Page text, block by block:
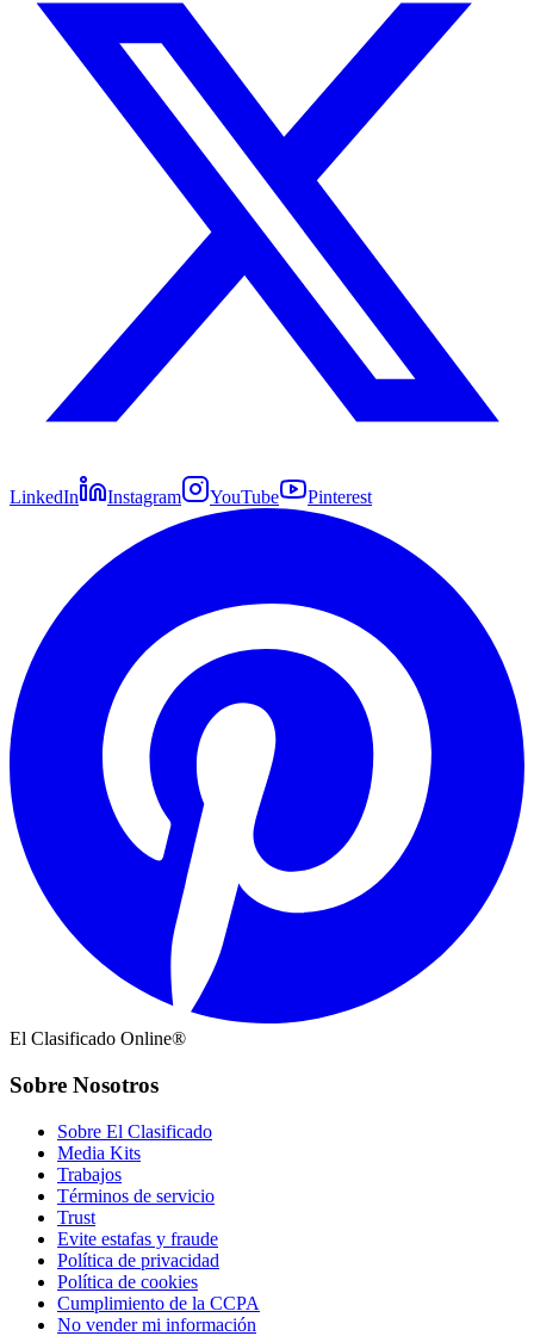
LinkedIn Instagram YouTube Pinterest
El Clasificado Online®
Sobre Nosotros
Sobre El Clasificado
Media Kits
Trabajos
Términos de servicio
Trust
Evite estafas y fraude
Política de privacidad
Política de cookies
Cumplimiento de la CCPA
No vender mi información